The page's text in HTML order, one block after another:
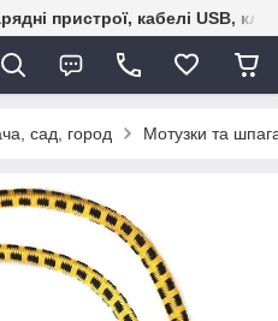
пристрої, кабелі USB,
сад, город Мотузки та